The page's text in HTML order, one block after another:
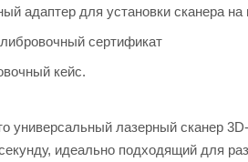
адаптер для установки сканера на
сертификат
кейс.
универсальный лазерный сканер
идеально подходящий для